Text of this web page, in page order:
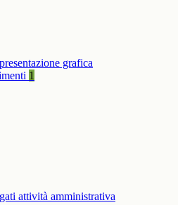
grafica
1
attività amministrativa